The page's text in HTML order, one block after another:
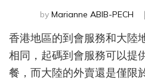
by Marianne ABIB-PECH
香港地區的到會服務和大陸
相同，起碼到會服務可以提
餐，而大陸的外賣還是僅限